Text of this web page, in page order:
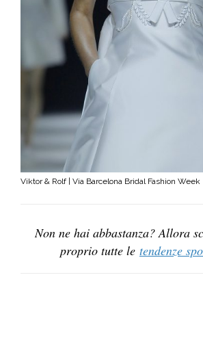
Viktor & Rolf | Via Barcelona Bridal Fashion Week
Non ne hai abbastanza? Allora
proprio tutte le tendenze